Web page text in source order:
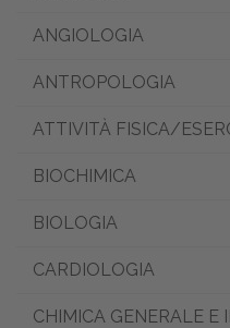
ANGIOLOGIA
ANTROPOLOGIA
ATTIVITÀ FISICA/
BIOCHIMICA
BIOLOGIA
CARDIOLOGIA
CHIMICA GENERALE E